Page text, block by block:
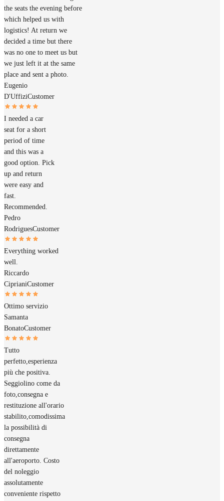
the seats the evening before
which helped us with
logistics! At return we
decided a time but there
was no one to meet us but
we just left it at the same
place and sent a photo.
Eugenio
D'UffiziCustomer
I needed a car
seat for a short
period of time
and this was a
good option. Pick
up and return
were easy and
fast.
Recommended.
Pedro
RodriguesCustomer
Everything worked
well.
Riccardo
CiprianiCustomer
Ottimo servizio
Samanta
BonatoCustomer
Tutto
perfetto,esperienza
più che positiva.
Seggiolino come da
foto,consegna e
restituzione all'orario
stabilito,comodissima
la possibilità di
consegna
direttamente
all'aeroporto. Costo
del noleggio
assolutamente
conveniente rispetto